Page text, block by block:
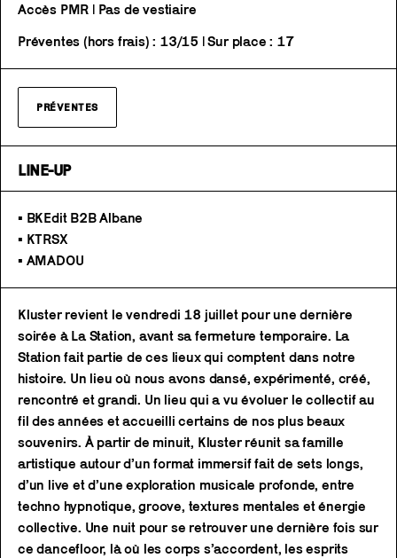
Accès PMR | Pas de vestiaire
Préventes (hors frais) : 13/15 | Sur place : 17
PRÉVENTES
LINE-UP
• BKEdit B2B Albane
• KTRSX
• AMADOU
Kluster revient le vendredi 18 juillet pour une dernière
soirée à La Station, avant sa fermeture temporaire. La
Station fait partie de ces lieux qui comptent dans notre
histoire. Un lieu où nous avons dansé, expérimenté, créé,
rencontré et grandi. Un lieu qui a vu évoluer le collectif au
fil des années et accueilli certains de nos plus beaux
souvenirs. À partir de minuit, Kluster réunit sa famille
artistique autour d’un format immersif fait de sets longs,
d’un live et d’une exploration musicale profonde, entre
techno hypnotique, groove, textures mentales et énergie
collective. Une nuit pour se retrouver une dernière fois sur
ce dancefloor, là où les corps s’accordent, les esprits